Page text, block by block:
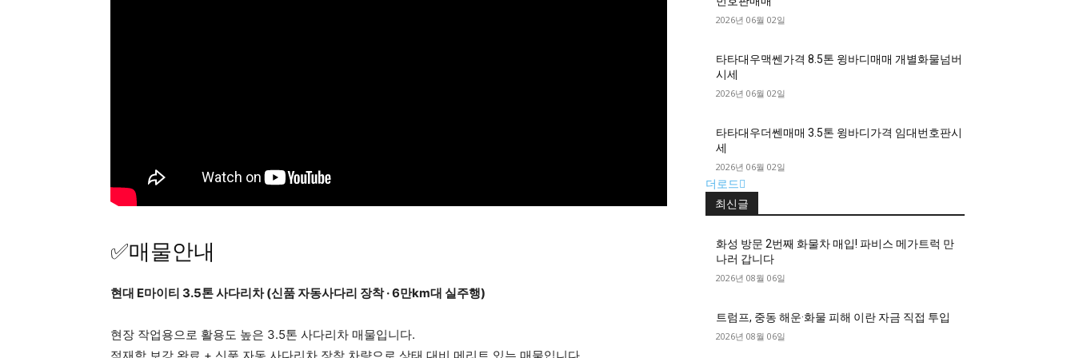
✅매물안내
현대 E마이티 3.5톤 사다리차 (신품 자동사다리 장착 · 6만km대 실주행)
현장 작업용으로 활용도 높은 3.5톤 사다리차 매물입니다.
2026년 06월 02일
타타대우맥쎈가격 8.5톤 윙바디매매 개별화물넘버
시세
2026년 06월 02일
타타대우더쎈매매 3.5톤 윙바디가격 임대번호판시
세
2026년 06월 02일
더로드
최신글
화성 방문 2번째 화물차 매입! 파비스 메가트럭 만
나러 갑니다
2026년 08월 06일
트럼프, 중동 해운·화물 피해 이란 자금 직접 투입
2026년 08월 06일